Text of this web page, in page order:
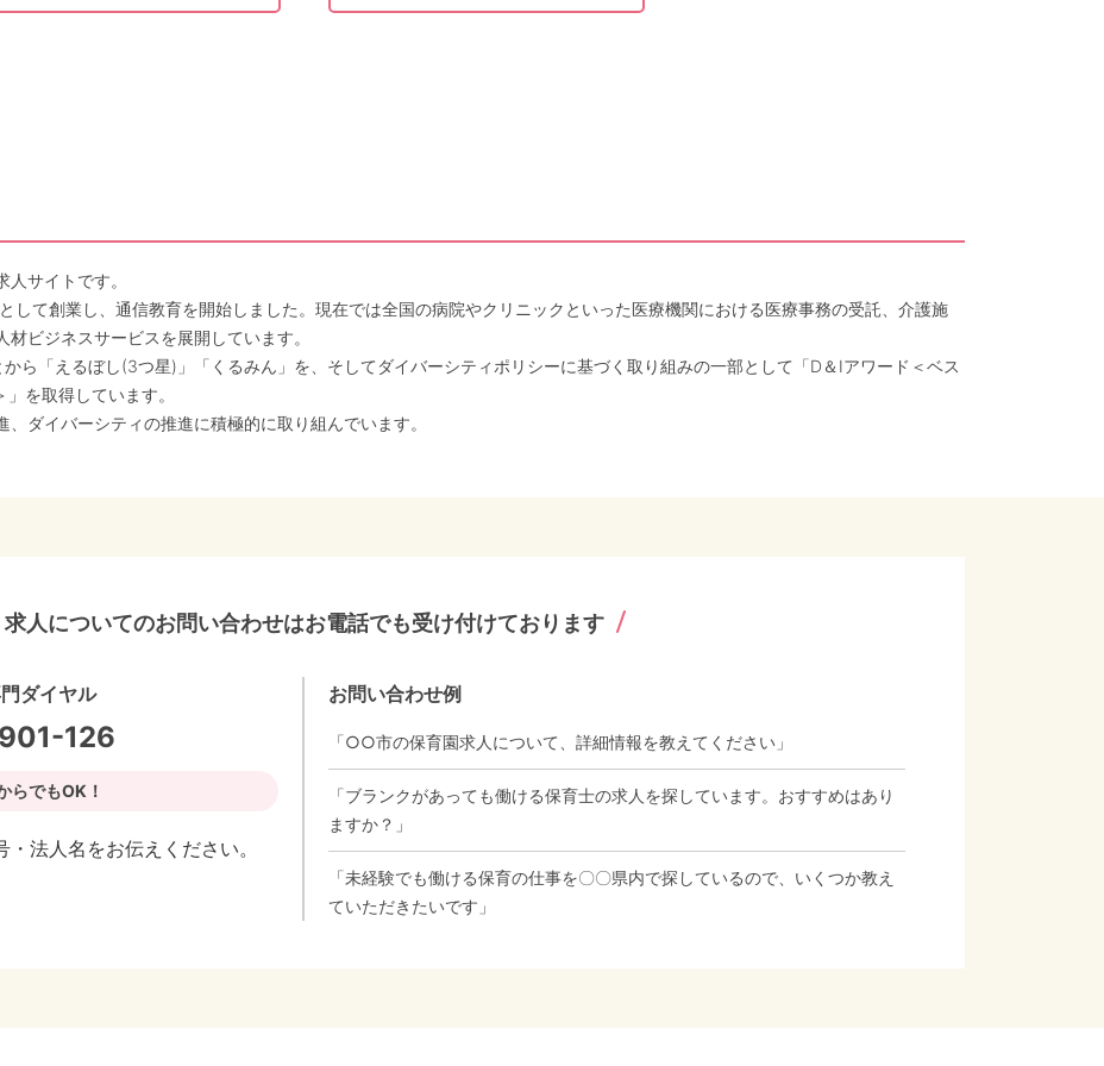
サイトです。
して創業し、通信教育を開始しました。現在では全国の病院やクリニックといった医療機関における医療事務の受託、介護施
ビジネスサービスを展開しています。
ら「えるぼし(3つ星)」「くるみん」を、そしてダイバーシティポリシーに基づく取り組みの一部として「D＆Iアワード＜ベス
を取得しています。
ダイバーシティの推進に積極的に取り組んでいます。
求人についてのお問い合わせはお電話でも受け付けております
ダイヤル
126
らでもOK！
法人名をお伝えください。
お問い合わせ例
「○○市の保育園求人について、詳細情報を教えてください」
「ブランクがあっても働ける保育士の求人を探しています。おすすめはあり
ますか？」
「未経験でも働ける保育の仕事を〇〇県内で探しているので、いくつか教え
ていただきたいです」